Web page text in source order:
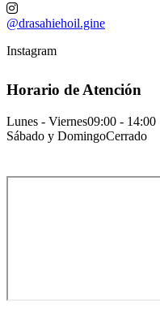
@drasahiehoil.gine
Instagram
Horario de Atención
Lunes - Viernes09:00 - 14:00
Sábado y DomingoCerrado